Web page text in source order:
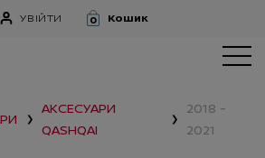
УВІЙТИ 0 Кошик
❯
АКСЕСУАРИ
QASHQAI
❯
2018 -
2021